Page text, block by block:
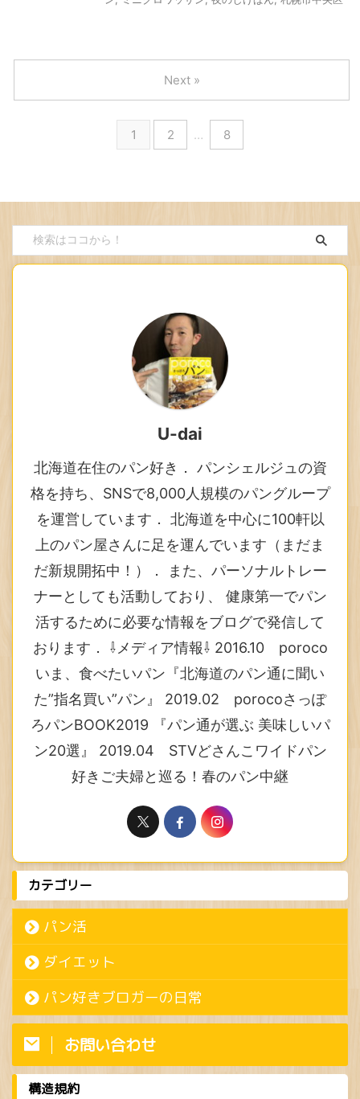
1 2 … 8
Next »
U-dai
北海道在住のパン好き． パンシェルジュの資
格を持ち、SNSで8,000人規模のパングループ
を運営しています． 北海道を中心に100軒以
上のパン屋さんに足を運んでいます（まだま
だ新規開拓中！）． また、パーソナルトレー
ナーとしても活動しており、 健康第一でパン
活するために必要な情報をブログで発信して
おります． ⇩メディア情報⇩ 2016.10 poroco
いま、食べたいパン『北海道のパン通に聞い
た”指名買い”パン』 2019.02 porocoさっぽ
ろパンBOOK2019 『パン通が選ぶ 美味しいパ
ン20選』 2019.04 STVどさんこワイドパン
好きご夫婦と巡る！春のパン中継
カテゴリー
パン活
ダイエット
パン好きブロガーの日常
お問い合わせ
構造規約